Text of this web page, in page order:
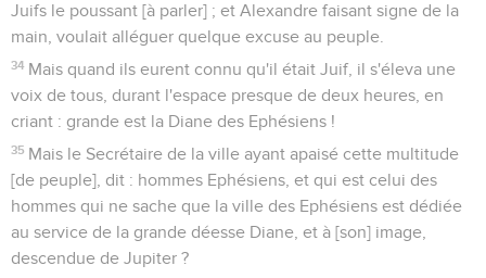
Juifs le poussant [à parler] ; et Alexandre faisant signe de la
main, voulait alléguer quelque excuse au peuple.
34 Mais quand ils eurent connu qu'il était Juif, il s'éleva une
voix de tous, durant l'espace presque de deux heures, en
criant : grande est la Diane des Ephésiens !
35 Mais le Secrétaire de la ville ayant apaisé cette multitude
[de peuple], dit : hommes Ephésiens, et qui est celui des
hommes qui ne sache que la ville des Ephésiens est dédiée
au service de la grande déesse Diane, et à [son] image,
descendue de Jupiter ?